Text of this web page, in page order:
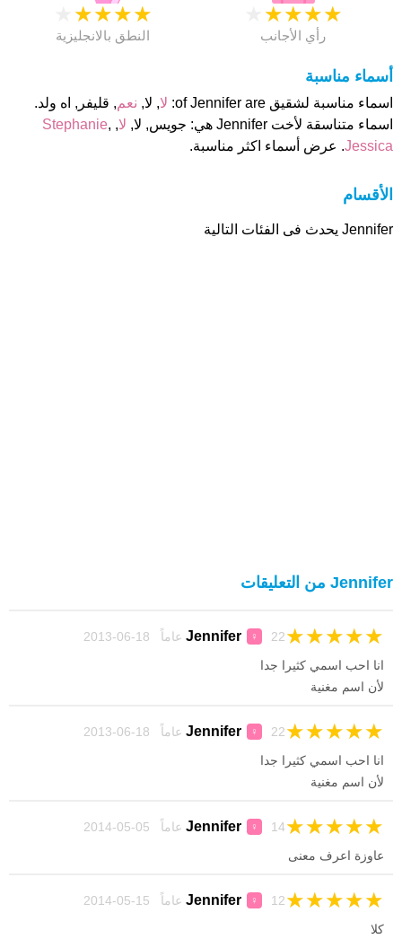
★
★
★
★
النطق بالانجليزية
★
★
★
★
رأي الأجانب
أسماء مناسبة
اسماء مناسبة لشقيق of Jennifer are: لا, ﻻ, نعم, قليفر, اه ولد.
اسماء متناسقة لأخت Jennifer هي: جويس, ﻻ,
لا,
Stephanie,
Jessica. عرض أسماء اكثر مناسبة.
الأقسام
Jennifer يحدث فى الفئات التالية
Jennifer من التعليقات
Jennifer ♀ 22 عاماً 18-06-2013 ★
★
★
★
★
انا احب اسمي كثيرا جدا
لأن اسم مغنية
Jennifer ♀ 22 عاماً 18-06-2013 ★
★
★
★
★
انا احب اسمي كثيرا جدا
لأن اسم مغنية
Jennifer ♀ 14 عاماً 05-05-2014 ★
★
★
★
★
عاوزة اعرف معنى
Jennifer ♀ 12 عاماً 15-05-2014 ★
★
★
★
★
كلا